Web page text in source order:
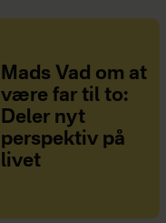
Mads Vad om at
være far til to:
Deler nyt
perspektiv på
livet